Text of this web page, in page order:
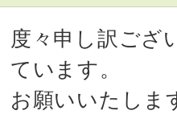
度々申し訳ござ
ています。
お願いいたしま